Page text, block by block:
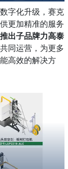
字化升级，赛克
更加精准的服务
出子品牌力高泰
同运营，为更多
高效的解决方